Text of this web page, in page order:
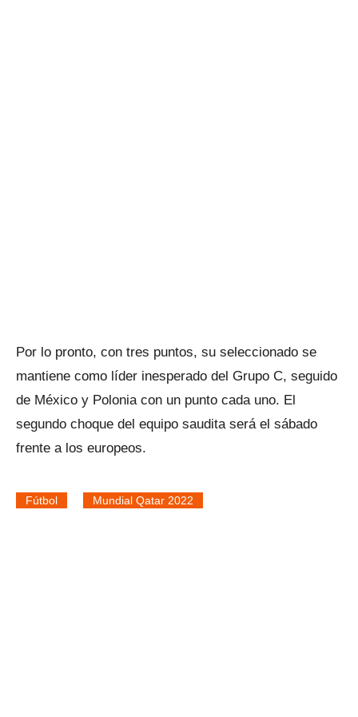
Por lo pronto, con tres puntos, su seleccionado se
mantiene como líder inesperado del Grupo C, seguido
de México y Polonia con un punto cada uno. El
segundo choque del equipo saudita será el sábado
frente a los europeos.
Fútbol Mundial Qatar 2022